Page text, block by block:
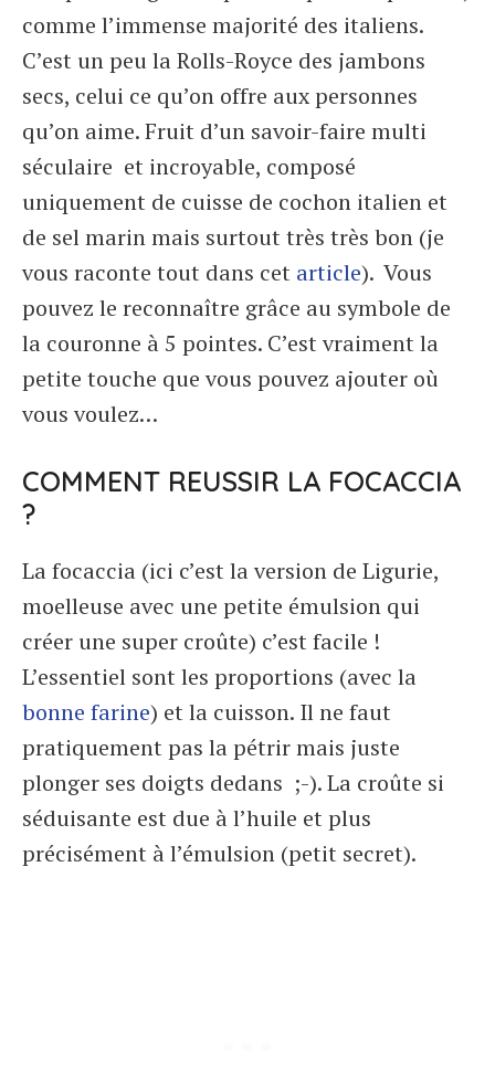
comme l’immense majorité des italiens.
C’est un peu la Rolls-Royce des jambons
secs, celui ce qu’on offre aux personnes
qu’on aime. Fruit d’un savoir-faire multi
séculaire et incroyable, composé
uniquement de cuisse de cochon italien et
de sel marin mais surtout très très bon (je
vous raconte tout dans cet article). Vous
pouvez le reconnaître grâce au symbole de
la couronne à 5 pointes. C’est vraiment la
petite touche que vous pouvez ajouter où
vous voulez…
COMMENT REUSSIR LA FOCACCIA
?
La focaccia (ici c’est la version de Ligurie,
moelleuse avec une petite émulsion qui
créer une super croûte) c’est facile !
L’essentiel sont les proportions (avec la
bonne farine) et la cuisson. Il ne faut
pratiquement pas la pétrir mais juste
plonger ses doigts dedans ;-). La croûte si
séduisante est due à l’huile et plus
précisément à l’émulsion (petit secret).